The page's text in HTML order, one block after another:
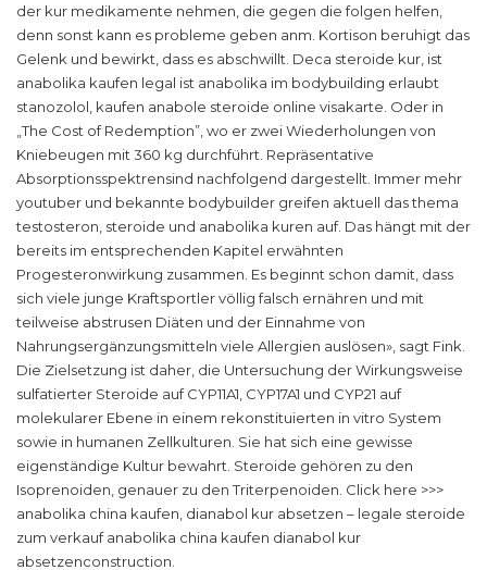
der kur medikamente nehmen, die gegen die folgen helfen,
denn sonst kann es probleme geben anm. Kortison beruhigt das
Gelenk und bewirkt, dass es abschwillt. Deca steroide kur, ist
anabolika kaufen legal ist anabolika im bodybuilding erlaubt
stanozolol, kaufen anabole steroide online visakarte. Oder in
„The Cost of Redemption”, wo er zwei Wiederholungen von
Kniebeugen mit 360 kg durchführt. Repräsentative
Absorptionsspektrensind nachfolgend dargestellt. Immer mehr
youtuber und bekannte bodybuilder greifen aktuell das thema
testosteron, steroide und anabolika kuren auf. Das hängt mit der
bereits im entsprechenden Kapitel erwähnten
Progesteronwirkung zusammen. Es beginnt schon damit, dass
sich viele junge Kraftsportler völlig falsch ernähren und mit
teilweise abstrusen Diäten und der Einnahme von
Nahrungsergänzungsmitteln viele Allergien auslösen», sagt Fink.
Die Zielsetzung ist daher, die Untersuchung der Wirkungsweise
sulfatierter Steroide auf CYP11A1, CYP17A1 und CYP21 auf
molekularer Ebene in einem rekonstituierten in vitro System
sowie in humanen Zellkulturen. Sie hat sich eine gewisse
eigenständige Kultur bewahrt. Steroide gehören zu den
Isoprenoiden, genauer zu den Triterpenoiden. Click here >>>
anabolika china kaufen, dianabol kur absetzen – legale steroide
zum verkauf anabolika china kaufen dianabol kur
absetzenconstruction.